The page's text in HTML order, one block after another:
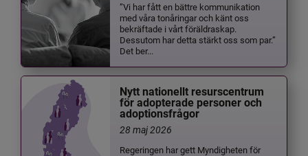
”Vi har fått en bättre kommunikation
med våra tonåringar och känt oss
bekräftade i vårt föräldraskap.
Dessutom har detta stärkt oss som par.”
Det ber...
Nytt nationellt resurscentrum
för adopterade personer och
adoptionsfrågor
28 maj 2026
Regeringen har gett Myndigheten för